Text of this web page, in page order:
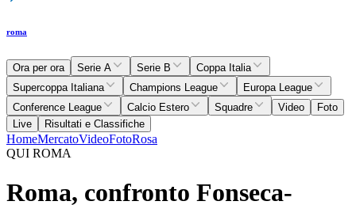
roma
Ora per ora Serie A Serie B
Coppa Italia
Supercoppa Italiana
Champions League
Europa League
Conference League
Calcio Estero Squadre Video
Foto
Live
Risultati e Classifiche
HomeMercatoVideoFotoRosa
QUI ROMA
Roma, confronto Fonseca-